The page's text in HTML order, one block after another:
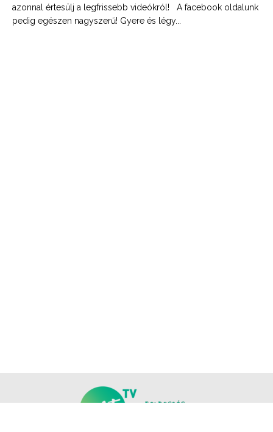
azonnal értesülj a legfrissebb videókról! A facebook oldalunk
pedig egészen nagyszerű! Gyere és légy...